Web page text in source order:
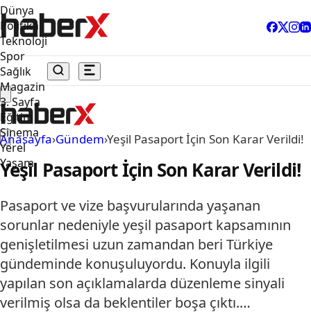
Dünya
Politika
Teknoloji
Spor
Sağlık
Magazin
3. Sayfa
Eğitim
Sinema
Yerel
Yaşam
Anasayfa›Gündem›Yeşil Pasaport İçin Son Karar Verildi!
Yeşil Pasaport İçin Son Karar Verildi!
Pasaport ve vize başvurularında yaşanan
sorunlar nedeniyle yeşil pasaport kapsamının
genişletilmesi uzun zamandan beri Türkiye
gündeminde konuşuluyordu. Konuyla ilgili
yapılan son açıklamalarda düzenleme sinyali
verilmiş olsa da beklentiler boşa çıktı.…